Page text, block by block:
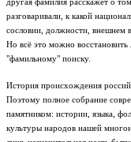
разговаривали, к какой
сословии, должности, внешнем
Но всё это можно
"фамильному" поиску.
История происхождения
Поэтому полное собрание
памятником: истории, языка,
культуры народов нашей